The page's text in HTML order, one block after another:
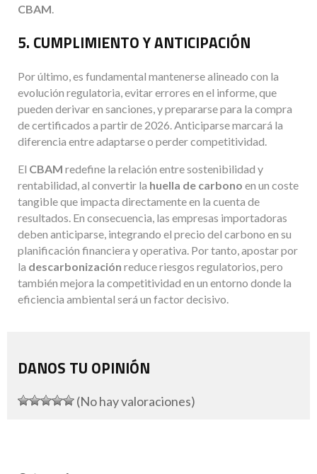
CBAM.
5. CUMPLIMIENTO Y ANTICIPACIÓN
Por último, es fundamental mantenerse alineado con la
evolución regulatoria, evitar errores en el informe, que
pueden derivar en sanciones, y prepararse para la compra
de certificados a partir de 2026. Anticiparse marcará la
diferencia entre adaptarse o perder competitividad.
El CBAM redefine la relación entre sostenibilidad y
rentabilidad, al convertir la huella de carbono en un coste
tangible que impacta directamente en la cuenta de
resultados. En consecuencia, las empresas importadoras
deben anticiparse, integrando el precio del carbono en su
planificación financiera y operativa. Por tanto, apostar por
la descarbonización reduce riesgos regulatorios, pero
también mejora la competitividad en un entorno donde la
eficiencia ambiental será un factor decisivo.
DANOS TU OPINIÓN
(No hay valoraciones)